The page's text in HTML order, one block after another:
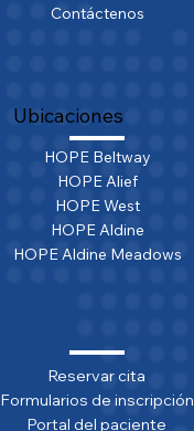
Contáctenos
Ubicaciones
HOPE Beltway
HOPE Alief
HOPE West
HOPE Aldine
HOPE Aldine Meadows
Reservar cita
Formularios de inscripción
Portal del paciente